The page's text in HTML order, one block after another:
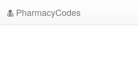
PharmacyCodes